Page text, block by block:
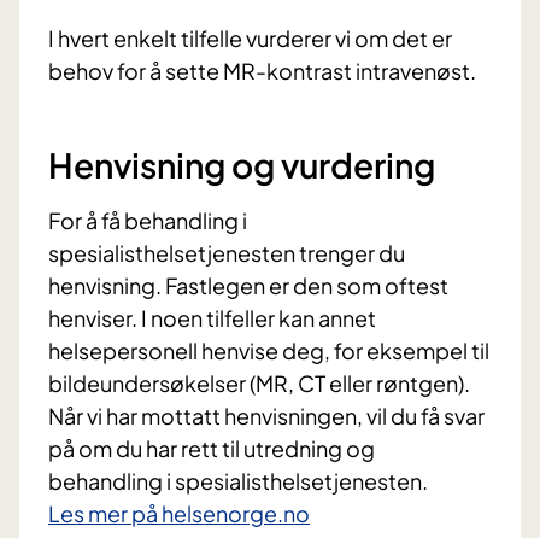
I hvert enkelt tilfelle vurderer vi om det er
behov for å sette MR-kontrast intravenøst.
Henvisning og vurdering
For å få behandling i
spesialisthelsetjenesten trenger du
henvisning. Fastlegen er den som oftest
henviser. I noen tilfeller kan annet
helsepersonell henvise deg, for eksempel til
bildeundersøkelser (MR, CT eller røntgen).
Når vi har mottatt henvisningen, vil du få svar
på om du har rett til utredning og
behandling i spesialisthelsetjenesten.
Les mer på helsenorge.no